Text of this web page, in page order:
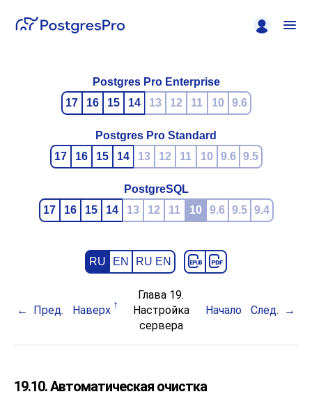
Postgres Pro Enterprise
17
16 15 14 13 12 11 10 9.6
Postgres Pro Standard
17
16 15 14 13 12 11 10 9.6 9.5
PostgreSQL
17
16 15 14 13 12 11 10 9.6 9.5 9.4
RU EN RU EN
Пред. Наверх
Глава 19.
Настройка
сервера
Начало След.
19.10. Автоматическая очистка